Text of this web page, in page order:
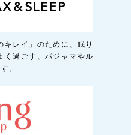
レイ」のために、眠り
く過ごす、パジャマやル
。